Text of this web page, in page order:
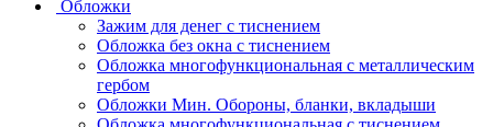
Обложки
Зажим для денег с тиснением
Обложка без окна с тиснением
Обложка многофункциональная с металлическим
гербом
Обложки Мин. Обороны, бланки, вкладыши